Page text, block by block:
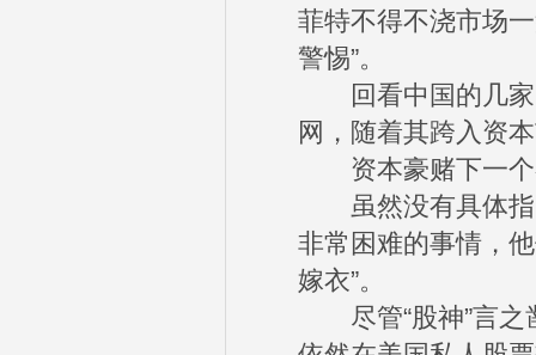
菲特不得不浇市场
警惕”。
回看中国的几家
网，随着其跨入资
资本豪赌下一个
虽然没有具体指
非常困难的事情，
嫁衣”。
尽管“股神”言之